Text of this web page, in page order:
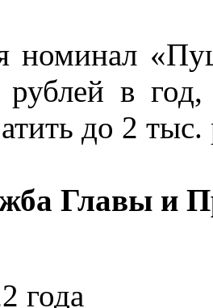
номинал
в
до 2 тыс.
Главы и
года